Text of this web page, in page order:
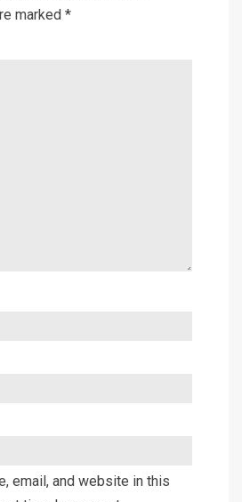
marked *
email, and website in this